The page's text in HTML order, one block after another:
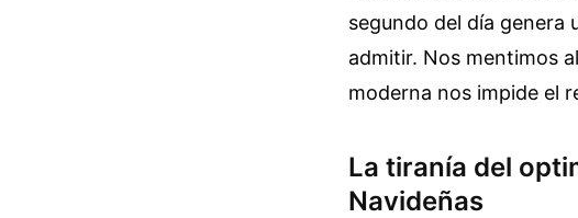
segundo del día genera
admitir. Nos mentimos
moderna nos impide el
La tiranía del
Navideñas